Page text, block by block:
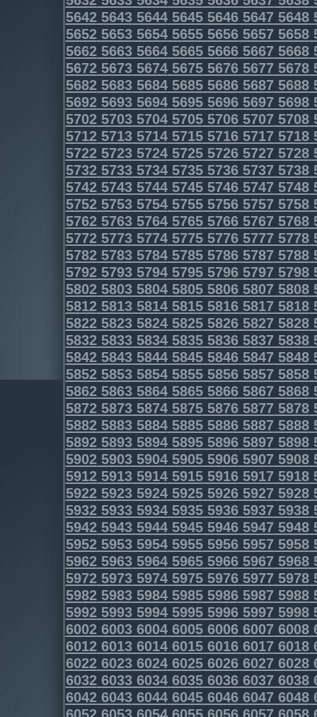
5642564356445645564656475648
5652565356545655565656575658
5662566356645665566656675668
5672567356745675567656775678
5682568356845685568656875688
5692569356945695569656975698
5702570357045705570657075708
5712571357145715571657175718
5722572357245725572657275728
5732573357345735573657375738
5742574357445745574657475748
5752575357545755575657575758
5762576357645765576657675768
5772577357745775577657775778
5782578357845785578657875788
5792579357945795579657975798
5802580358045805580658075808
5812581358145815581658175818
5822582358245825582658275828
5832583358345835583658375838
5842584358445845584658475848
5852585358545855585658575858
5862586358645865586658675868
5872587358745875587658775878
5882588358845885588658875888
5892589358945895589658975898
5902590359045905590659075908
5912591359145915591659175918
5922592359245925592659275928
5932593359345935593659375938
5942594359445945594659475948
5952595359545955595659575958
5962596359645965596659675968
5972597359745975597659775978
5982598359845985598659875988
5992599359945995599659975998
6002600360046005600660076008
6012601360146015601660176018
6022602360246025602660276028
6032603360346035603660376038
6042604360446045604660476048